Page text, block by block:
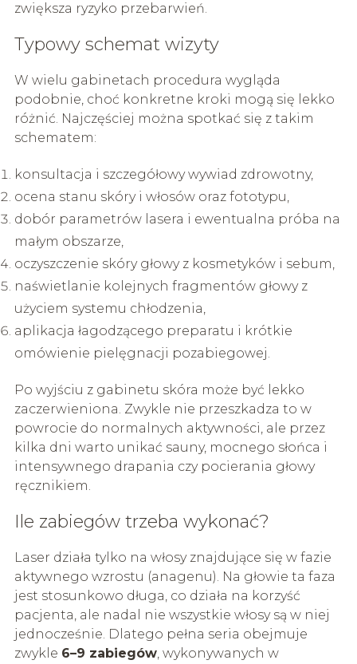
zwiększa ryzyko przebarwień.
Typowy schemat wizyty
W wielu gabinetach procedura wygląda
podobnie, choć konkretne kroki mogą się lekko
różnić. Najczęściej można spotkać się z takim
schematem:
konsultacja i szczegółowy wywiad zdrowotny,
ocena stanu skóry i włosów oraz fototypu,
dobór parametrów lasera i ewentualna próba na
małym obszarze,
oczyszczenie skóry głowy z kosmetyków i sebum,
naświetlanie kolejnych fragmentów głowy z
użyciem systemu chłodzenia,
aplikacja łagodzącego preparatu i krótkie
omówienie pielęgnacji pozabiegowej.
Po wyjściu z gabinetu skóra może być lekko
zaczerwieniona. Zwykle nie przeszkadza to w
powrocie do normalnych aktywności, ale przez
kilka dni warto unikać sauny, mocnego słońca i
intensywnego drapania czy pocierania głowy
ręcznikiem.
Ile zabiegów trzeba wykonać?
Laser działa tylko na włosy znajdujące się w fazie
aktywnego wzrostu (anagenu). Na głowie ta faza
jest stosunkowo długa, co działa na korzyść
pacjenta, ale nadal nie wszystkie włosy są w niej
jednocześnie. Dlatego pełna seria obejmuje
zwykle 6–9 zabiegów, wykonywanych w